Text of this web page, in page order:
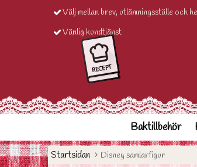
Välj mellan brev, utlämningsställe och
Vänlig kundtjänst
Baktillbehör
Startsidan Disney samlarfigur